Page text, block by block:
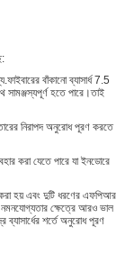
বাঁকানো ব্যাসার্ধ 7.5
সামঞ্জস্যপূর্ণ হতে পারে।তাই
নিরাপদ অনুরোধ পূরণ করতে
করা যেতে পারে যা ইনডোরে
হয় এবং দুটি ধরণের এফপিআর
ক্ষেত্রে আরও ভাল
শর্তে অনুরোধ পূরণ